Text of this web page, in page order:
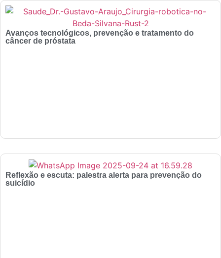
Avanços tecnológicos, prevenção e tratamento do
câncer de próstata
Reflexão e escuta: palestra alerta para prevenção do
suicídio